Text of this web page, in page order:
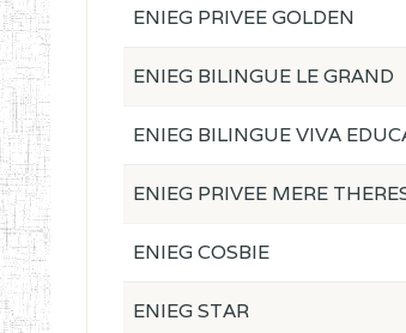
ENIEG PRIVEE GOLDEN
ENIEG BILINGUE LE GRAND
ENIEG BILINGUE VIVA
ENIEG PRIVEE MERE
ENIEG COSBIE
ENIEG STAR